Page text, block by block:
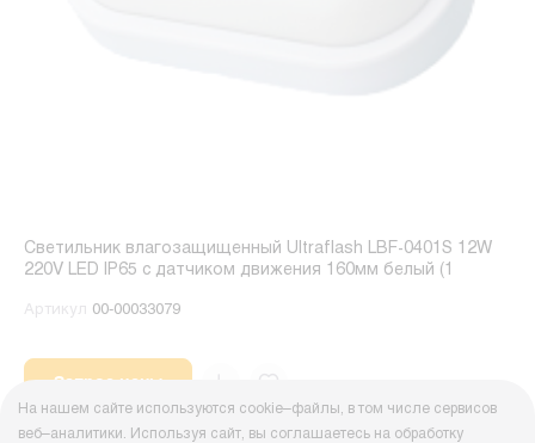
Светильник влагозащищенный Ultraflash LBF-0401S 12W
220V LED IP65 с датчиком движения 160мм белый (1
Артикул 00-00033079
Запрос цены
На нашем сайте используются cookie–файлы, в том числе сервисов
веб–аналитики. Используя сайт, вы соглашаетесь на обработку